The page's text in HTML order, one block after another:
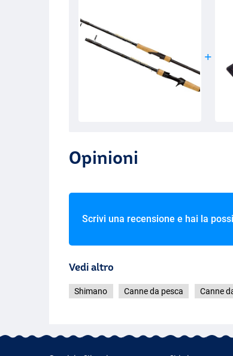
Opinioni
Scrivi una recensione e hai la
Vedi altro
Shimano Canne da pesca Canne